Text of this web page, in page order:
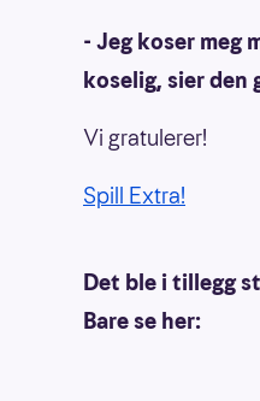
- Jeg koser meg
koselig, sier den
Vi gratulerer!
Spill Extra!
Det ble i tillegg
Bare se her: